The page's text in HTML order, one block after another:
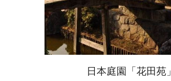
日本庭園「花田苑」